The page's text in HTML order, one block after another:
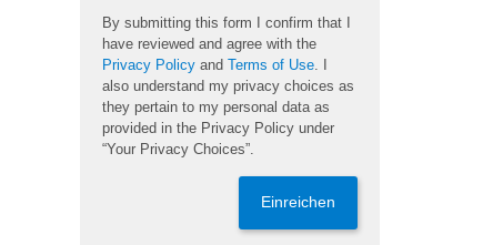
By submitting this form I confirm that I
have reviewed and agree with the
Privacy Policy and Terms of Use
also understand my privacy choices as
they pertain to my personal data as
provided in the Privacy Policy under
“Your Privacy Choices”.
Einreichen